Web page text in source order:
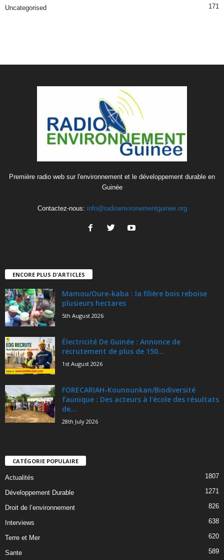
Uncategorised 171
Première radio web sur l'environnement et le développement durable en
Guinée
Contactez-nous: info@radioenvironementguinee.org
ENCORE PLUS D'ARTICLES
Mamou/Oure-kaba : la filière bois reboise
plusieurs hectares
5th August 2026
Électricité De Guinée : Annonce de
recrutement de plus de 150...
1st August 2026
FORECARIAH-Kounounkan/Biodiversité
faunique : Des acteurs à l’école des résultats
de...
28th July 2026
CATÉGORIE POPULAIRE
Actualités 1807
Développement Durable 1271
Droit de l’environnement 826
Interviews 638
Terre et Mer 620
Sante 589